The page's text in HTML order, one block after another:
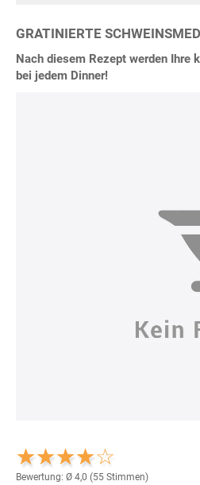
GRATINIERTE
Nach diesem Rezept werden
bei jedem Dinner!
Bewertung: Ø 4,0 (55 Stimmen)